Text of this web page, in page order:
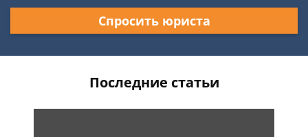
Спросить юриста
Последние статьи